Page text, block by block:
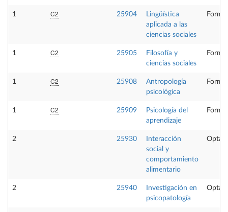
1 C2 25904
Lingüística
aplicada a las
ciencias sociales
1 C2 25905
Filosofía y
ciencias sociales
1 C2 25908
Antropología
psicológica
1 C2 25909
Psicología del
aprendizaje
2 25930
Interacción
social y
comportamiento
alimentario
2 25940
Investigación en
psicopatología